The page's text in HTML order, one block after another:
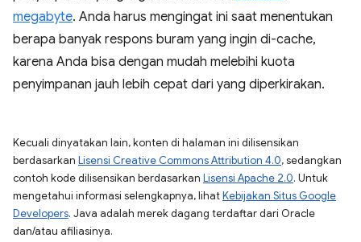
megabyte. Anda harus mengingat ini saat menentukan
berapa banyak respons buram yang ingin di-cache,
karena Anda bisa dengan mudah melebihi kuota
penyimpanan jauh lebih cepat dari yang diperkirakan.
Kecuali dinyatakan lain, konten di halaman ini dilisensikan
berdasarkan Lisensi Creative Commons Attribution 4.0, sedangkan
contoh kode dilisensikan berdasarkan Lisensi Apache 2.0. Untuk
mengetahui informasi selengkapnya, lihatKebijakan Situs Google
Developers. Java adalah merek dagang terdaftar dari Oracle
dan/atau afiliasinya.